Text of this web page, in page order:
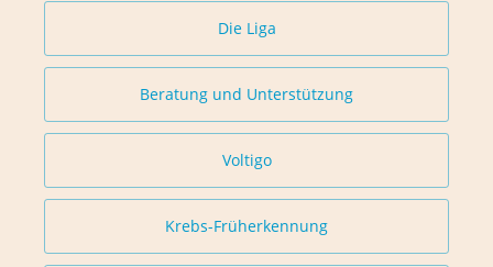
Die Liga
Beratung und Unterstützung
Voltigo
Krebs-Früherkennung